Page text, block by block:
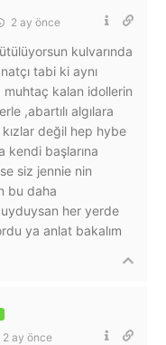
2 ay önce
kulvarında
tabi ki aynı
muhtaç kalan idollerin
,abartılı algılara
değil hep hybe
kendi başlarına
siz jennie nin
bu daha
her yerde
ya anlat bakalım
2 ay önce